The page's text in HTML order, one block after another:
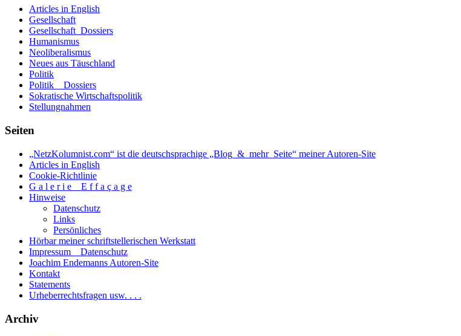
Articles in English
Gesellschaft
Gesellschaft_Dossiers
Humanismus
Neoliberalismus
Neues aus Täuschland
Politik
Politik _ Dossiers
Sokratische Wirtschaftspolitik
Stellungnahmen
Seiten
„NetzKolumnist.com“ ist die deutschsprachige „Blog_&_mehr_Seite“ meiner Autoren-Site
Articles in English
Cookie-Richtlinie
G a l e r i e _ E f f a ç a g e
Hinweise
Datenschutz
Links
Persönliches
Hörbar meiner schriftstellerischen Werkstatt
Impressum _ Datenschutz
Joachim Endemanns Autoren-Site
Kontakt
Statements
Urheberrechtsfragen usw. . . .
Archiv